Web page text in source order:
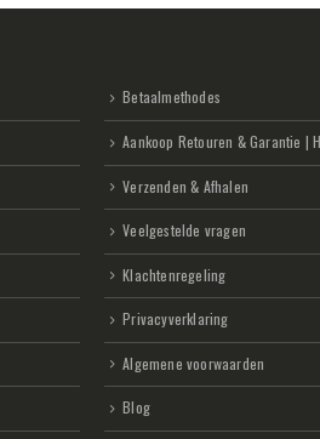
Betaalmethodes
Aankoop Retouren & Garantie |
Verzenden & Afhalen
Veelgestelde vragen
Klachtenregeling
Privacyverklaring
Algemene voorwaarden
Blog